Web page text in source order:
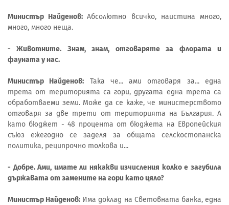
Министър Найденов:Абсолютно всичко, наистина много,
много, много неща.
- Животните. Знам, знам, отговаряте за флората и
фауната у нас.
Министър Найденов: Така че... ами отговаря за... една
трета от територията са гори, другата една трета са
обработваеми земи. Може да се каже, че министерството
отговаря за две трети от територията на България. А
като бюджет - 48 процента от бюджета на Европейския
съюз ежегодно се заделя за общата селскостопанска
политика, реципрочно толкова и...
- Добре. Ами, имате ли някакви изчисления колко е загубила
държавата от замените на гори като цяло?
Министър Найденов: Има доклад на Световната банка, една